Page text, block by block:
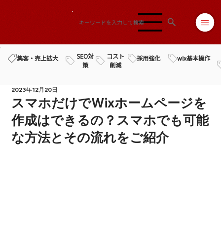
集客・売上拡大
SEO対
策
コスト
削減
採用強化 wix基本操作
スマホだけでWixホームページを
作成はできるの？スマホでも可能
な方法とその流れをご紹介
2023年12月20日